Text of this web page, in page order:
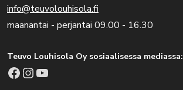
info@teuvolouhisola.fi
maanantai - perjantai 09.00 - 16.30
Teuvo Louhisola Oy sosiaalisessa mediassa:
Facebook Instagram YouTube